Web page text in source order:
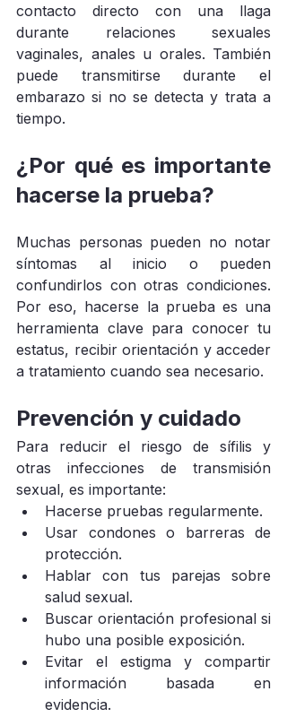
contacto directo con una llaga
durante relaciones sexuales
vaginales, anales u orales. También
puede transmitirse durante el
embarazo si no se detecta y trata a
tiempo.
¿Por qué es importante
hacerse la prueba?
Muchas personas pueden no notar
síntomas al inicio o pueden
confundirlos con otras condiciones.
Por eso, hacerse la prueba es una
herramienta clave para conocer tu
estatus, recibir orientación y acceder
a tratamiento cuando sea necesario.
Prevención y cuidado
Para reducir el riesgo de sífilis y
otras infecciones de transmisión
sexual, es importante:
Hacerse pruebas regularmente.
Usar condones o barreras de
protección.
Hablar con tus parejas sobre
salud sexual.
Buscar orientación profesional si
hubo una posible exposición.
Evitar el estigma y compartir
información basada en
evidencia.